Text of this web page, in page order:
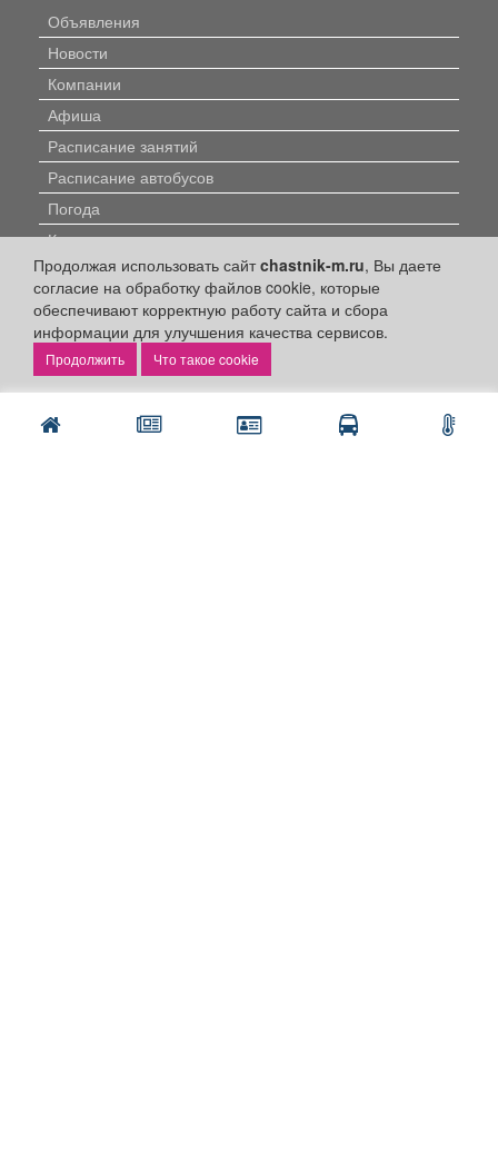
Продолжая использовать сайтchastnik-m.ru, Вы даете
согласие на обработку файлов cookie, которые
обеспечивают корректную работу сайта и сбора
информации для улучшения качества сервисов.
Что такое cookie
Объявления
Новости
Компании
Афиша
Расписание занятий
Расписание автобусов
Погода
Контакты
Наши вакансии
Быстрые ссылки:
Установить приложение
Подать объявление